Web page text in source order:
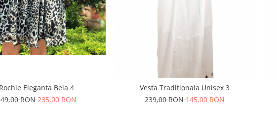
Eleganta Bela 4
RON235,00 RON
Vesta Traditionala Unisex 3
239,00 RON145,00 RON